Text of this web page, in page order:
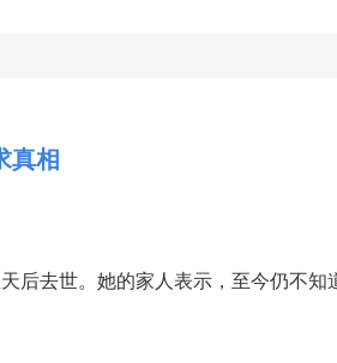
真相
后去世。她的家人表示，至今仍不知